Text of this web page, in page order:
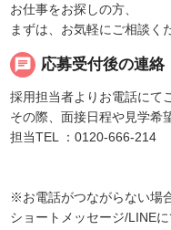
お仕事をお探しの方、
まずは、お気軽にご相談く
chat 応募受付後の連絡
採用担当者よりお電話にて
その際、面接日程や見学希
担当TEL ：0120-666-214
※お電話がつながらない場
ショートメッセージ/LINEに